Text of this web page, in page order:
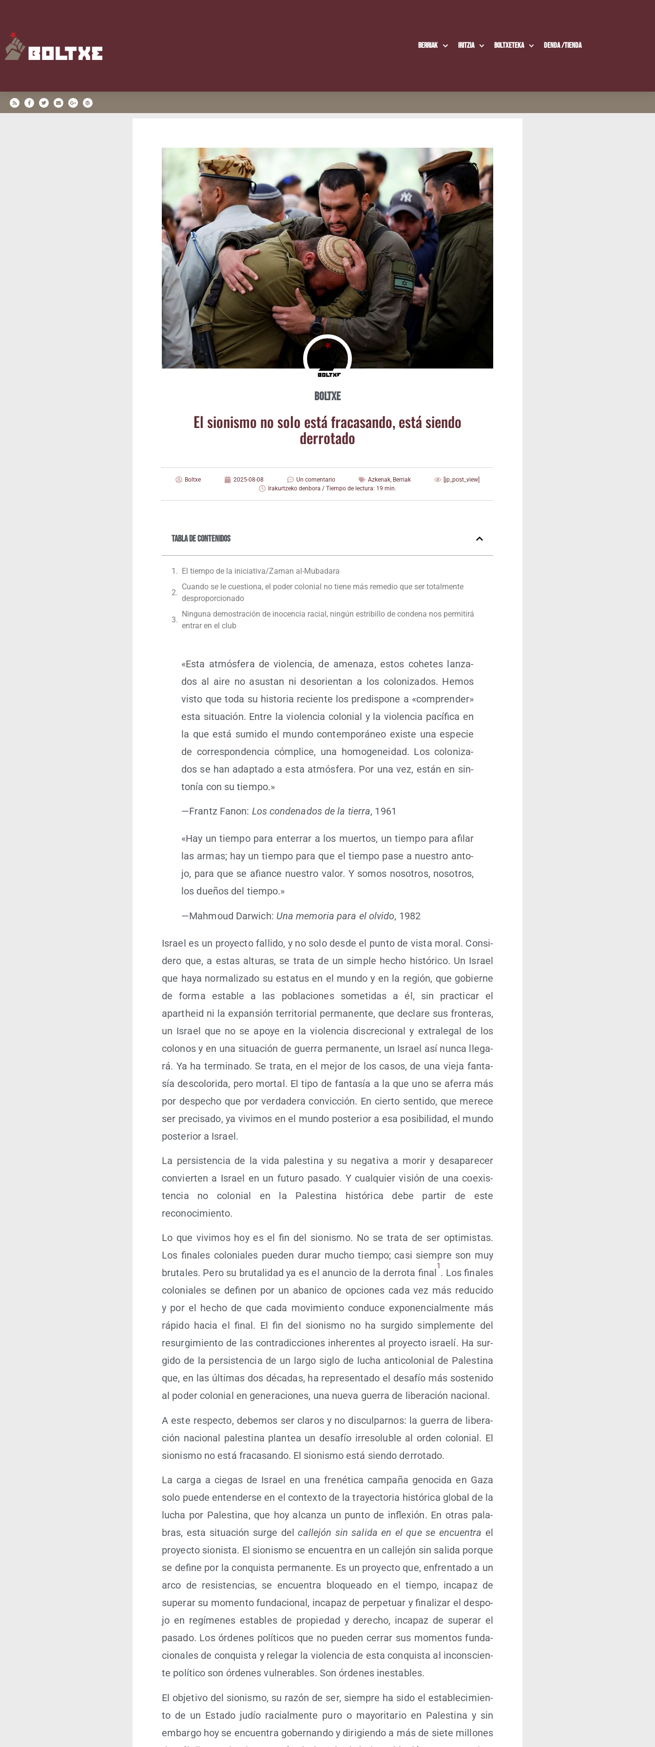
Berriak Iritzia Boltxe­te­ka Den­da /​Tien­da
Boltxe
El sio­nis­mo no solo está fra­ca­san­do, está sien­do
derrotado
Boltxe 2025-08-08 Un comentario Azkenak Berriak
[jp_post_view]
Irakurtzeko denbora / Tiempo de lectura: 19 min.
Tabla de contenidos
El tiem­po de la iniciativa/​Zaman al-Mubadara
Cuan­do se le cues­tio­na, el poder colo­nial no tie­ne más reme­dio que ser total­men­te
desproporcionado
Nin­gu­na demos­tra­ción de ino­cen­cia racial, nin­gún estri­bi­llo de con­de­na nos per­mi­ti­rá
entrar en el club
«Esta atmós­fe­ra de vio­len­cia, de ame­na­za, estos cohe­tes lan­za­
dos al aire no asus­tan ni des­orien­tan a los colo­ni­za­dos. Hemos
vis­to que toda su his­to­ria recien­te los pre­dis­po­ne a «com­pren­der»
esta situa­ción. Entre la vio­len­cia colo­nial y la vio­len­cia pací­fi­ca en
la que está sumi­do el mun­do con­tem­po­rá­neo exis­te una espe­cie
de corres­pon­den­cia cóm­pli­ce, una homo­ge­nei­dad. Los colo­ni­za­
dos se han adap­ta­do a esta atmós­fe­ra. Por una vez, están en sin­
to­nía con su tiempo.»
—Frantz Fanon: Los con­de­na­dos de la tie­rra, 1961
«Hay un tiem­po para ente­rrar a los muer­tos, un tiem­po para afi­lar
las armas; hay un tiem­po para que el tiem­po pase a nues­tro anto­
jo, para que se afian­ce nues­tro valor. Y somos noso­tros, noso­tros,
los due­ños del tiempo.»
—Mah­moud Dar­wich: Una memo­ria para el olvi­do, 1982
Israel es un pro­yec­to falli­do, y no solo des­de el pun­to de vis­ta moral. Con­si­
de­ro que, a estas altu­ras, se tra­ta de un sim­ple hecho his­tó­ri­co. Un Israel
que haya nor­ma­li­za­do su esta­tus en el mun­do y en la región, que gobier­ne
de for­ma esta­ble a las pobla­cio­nes some­ti­das a él, sin prac­ti­car el
apartheid ni la expan­sión terri­to­rial per­ma­nen­te, que decla­re sus fron­te­ras,
un Israel que no se apo­ye en la vio­len­cia dis­cre­cio­nal y extra­le­gal de los
colo­nos y en una situa­ción de gue­rra per­ma­nen­te, un Israel así nun­ca lle­ga­
rá. Ya ha ter­mi­na­do. Se tra­ta, en el mejor de los casos, de una vie­ja fan­ta­
sía des­co­lo­ri­da, pero mor­tal. El tipo de fan­ta­sía a la que uno se afe­rra más
por des­pe­cho que por ver­da­de­ra con­vic­ción. En cier­to sen­ti­do, que mere­ce
ser pre­ci­sa­do, ya vivi­mos en el mun­do pos­te­rior a esa posi­bi­li­dad, el mun­do
pos­te­rior a Israel.
La per­sis­ten­cia de la vida pales­ti­na y su nega­ti­va a morir y des­apa­re­cer
con­vier­ten a Israel en un futu­ro pasa­do. Y cual­quier visión de una coexis­
ten­cia no colo­nial en la Pales­ti­na his­tó­ri­ca debe par­tir de este
reconocimiento.
Lo que vivi­mos hoy es el fin del sio­nis­mo. No se tra­ta de ser opti­mis­tas.
Los fina­les colo­nia­les pue­den durar mucho tiem­po; casi siem­pre son muy
bru­ta­les. Pero su bru­ta­li­dad ya es el anun­cio de la derro­ta final
1
. Los fina­les
colo­nia­les se defi­nen por un aba­ni­co de opcio­nes cada vez más redu­ci­do
y por el hecho de que cada movi­mien­to con­du­ce expo­nen­cial­men­te más
rápi­do hacia el final. El fin del sio­nis­mo no ha sur­gi­do sim­ple­men­te del
resur­gi­mien­to de las con­tra­dic­cio­nes inhe­ren­tes al pro­yec­to israe­lí. Ha sur­
gi­do de la per­sis­ten­cia de un lar­go siglo de lucha anti­co­lo­nial de Pales­ti­na
que, en las últi­mas dos déca­das, ha repre­sen­ta­do el desa­fío más sos­te­ni­do
al poder colo­nial en gene­ra­cio­nes, una nue­va gue­rra de libe­ra­ción nacional.
A este res­pec­to, debe­mos ser cla­ros y no dis­cul­par­nos: la gue­rra de libe­ra­
ción nacio­nal pales­ti­na plan­tea un desa­fío irre­so­lu­ble al orden colo­nial. El
sio­nis­mo no está fra­ca­san­do. El sio­nis­mo está sien­do derrotado.
La car­ga a cie­gas de Israel en una fre­né­ti­ca cam­pa­ña geno­ci­da en Gaza
solo pue­de enten­der­se en el con­tex­to de la tra­yec­to­ria his­tó­ri­ca glo­bal de la
lucha por Pales­ti­na, que hoy alcan­za un pun­to de infle­xión. En otras pala­
bras, esta situa­ción sur­ge delcalle­jón sin sali­da en el que se encuen­tra el
pro­yec­to sio­nis­ta. El sio­nis­mo se encuen­tra en un calle­jón sin sali­da por­que
se defi­ne por la con­quis­ta per­ma­nen­te. Es un pro­yec­to que, enfren­ta­do a un
arco de resis­ten­cias, se encuen­tra blo­quea­do en el tiem­po, inca­paz de
supe­rar su momen­to fun­da­cio­nal, inca­paz de per­pe­tuar y fina­li­zar el des­po­
jo en regí­me­nes esta­bles de pro­pie­dad y dere­cho, inca­paz de supe­rar el
pasa­do. Los órde­nes polí­ti­cos que no pue­den cerrar sus momen­tos fun­da­
cio­na­les de con­quis­ta y rele­gar la vio­len­cia de esta con­quis­ta al incons­cien­
te polí­ti­co son órde­nes vul­ne­ra­bles. Son órde­nes inestables.
El obje­ti­vo del sio­nis­mo, su razón de ser, siem­pre ha sido el esta­ble­ci­mien­
to de un Esta­do judío racial­men­te puro o mayo­ri­ta­rio en Pales­ti­na y sin
embar­go hoy se encuen­tra gober­nan­do y diri­gien­do a más de sie­te millo­nes